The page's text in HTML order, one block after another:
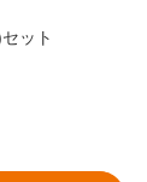
ット